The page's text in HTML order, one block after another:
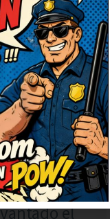
que
gusto,
gracia.
el